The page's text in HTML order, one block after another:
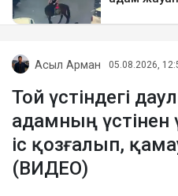
Асыл Арман 05.08.2026,
Той үстіндегі
адамның үстінен
іс қозғалып,
(ВИДЕО)